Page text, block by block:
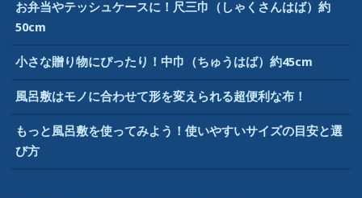
お弁当やテッシュケースに！尺三巾（しゃくさんはば）約
50cm
小さな贈り物にぴったり！中巾（ちゅうはば）約45cm
風呂敷はモノに合わせて形を変えられる超便利な布！
もっと風呂敷を使ってみよう！使いやすいサイズの目安と選
び方